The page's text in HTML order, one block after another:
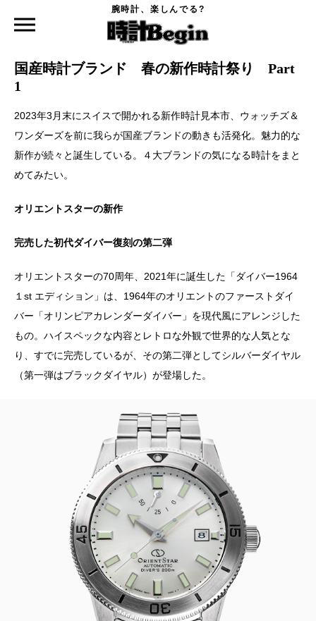
腕時計、楽しんでる?
国産時計ブランド 春の新作時計祭り Part 1
国産時計ブランド 春の新作時計祭り Part
1
2023年3月末にスイスで開かれる新作時計見本市、ウォッチズ＆
ワンダーズを前に我らが国産ブランドの動きも活発化。魅力的な
新作が続々と誕生している。４大ブランドの気になる時計をまと
めてみたい。
オリエントスターの新作
完売した初代ダイバー復刻の第二弾
オリエントスターの70周年、2021年に誕生した「ダイバー1964
１st エディション」は、1964年のオリエントのファーストダイ
バー「オリンピアカレンダーダイバー」を現代風にアレンジした
もの。ハイスペックな内容とレトロな外観で世界的な人気とな
り、すでに完売しているが、その第二弾としてシルバーダイヤル
（第一弾はブラックダイヤル）が登場した。